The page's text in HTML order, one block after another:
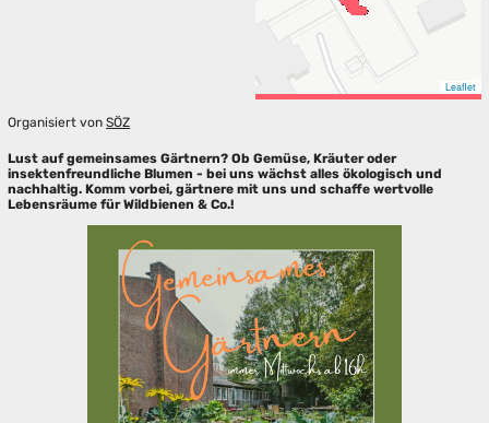
Leaflet
Organisiert vonSÖZ
Lust auf gemeinsames Gärtnern? Ob Gemüse, Kräuter oder
insektenfreundliche Blumen - bei uns wächst alles ökologisch und
nachhaltig. Komm vorbei, gärtnere mit uns und schaffe wertvolle
Lebensräume für Wildbienen & Co.!